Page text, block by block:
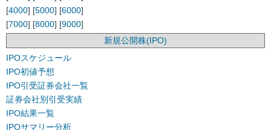
[4000] [5000] [6000]
[7000] [8000] [9000]
新規公開株(IPO)
IPOスケジュール
IPO初値予想
IPO引受証券会社一覧
証券会社別引受実績
IPO結果一覧
IPOサマリー分析